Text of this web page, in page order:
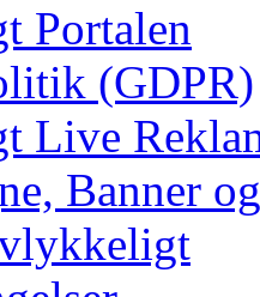
Portalen
(GDPR)
Live
Banner